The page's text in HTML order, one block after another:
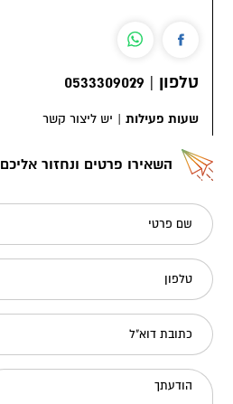
טלפון |
0533309029
שעות פעילות | יש ליצור קשר
השאירו פרטים ונחזור אליכם
שם פרטי
טלפון
כתובת דוא"ל
הודעתך